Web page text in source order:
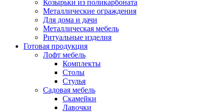
Козырьки из поликарбоната
Металлические ограждения
Для дома и дачи
Металлическая мебель
Ритуальные изделия
Готовая продукция
Лофт мебель
Комплекты
Столы
Стулья
Садовая мебель
Скамейки
Лавочки